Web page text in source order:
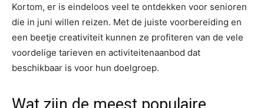
Kortom, er is eindeloos veel te ontdekken voor senioren
die in juni willen reizen. Met de juiste voorbereiding en
een beetje creativiteit kunnen ze profiteren van de vele
voordelige tarieven en activiteitenaanbod dat
beschikbaar is voor hun doelgroep.